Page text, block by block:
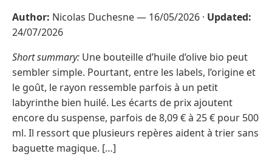
Author: Nicolas Duchesne — 16/05/2026 · Updated:
24/07/2026
Short summary: Une bouteille d’huile d’olive bio peut
sembler simple. Pourtant, entre les labels, l’origine et
le goût, le rayon ressemble parfois à un petit
labyrinthe bien huilé. Les écarts de prix ajoutent
encore du suspense, parfois de 8,09 € à 25 € pour 500
ml. Il ressort que plusieurs repères aident à trier sans
baguette magique. […]